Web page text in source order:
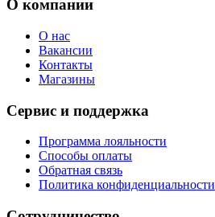
О компании
О нас
Вакансии
Контакты
Магазины
Сервис и поддержка
Программа лояльности
Способы оплаты
Обратная связь
Политика конфиденциальности